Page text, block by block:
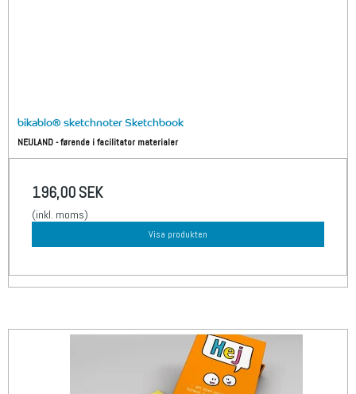
bikablo® sketchnoter Sketchbook
NEULAND - førende i facilitator materialer
196,00 SEK
(inkl. moms)
Visa produkten